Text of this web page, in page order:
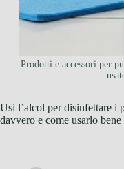
Prodotti e accessori per
Usi l’alcol per disinfettare i
davvero e come usarlo bene